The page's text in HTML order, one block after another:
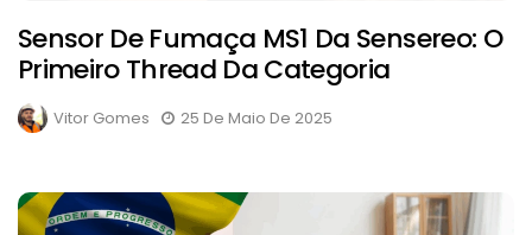
Sensor De Fumaça MS1 Da Sensereo: O
Primeiro Thread Da Categoria
Vitor Gomes 25 De Maio De 2025